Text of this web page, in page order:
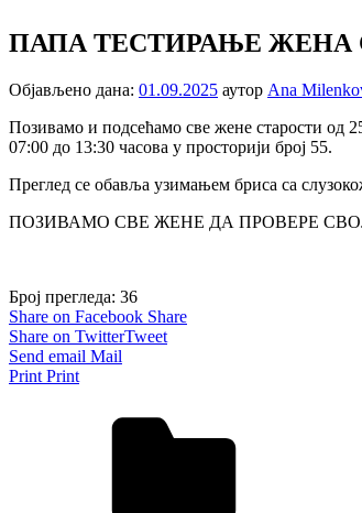
ПАПА ТЕСТИРАЊЕ ЖЕНА
Објављено дана: 01.09.2025 аутор Ana
Позивамо и подсећамо све жене старости
07:00 до 13:30 часова у просторији број 55.
Преглед се обавља узимањем бриса са
ПОЗИВАМО СВЕ ЖЕНЕ ДА ПРОВЕРЕ
Број прегледа: 36
Share on Facebook Share
Share on TwitterTweet
Send email Mail
Print Print